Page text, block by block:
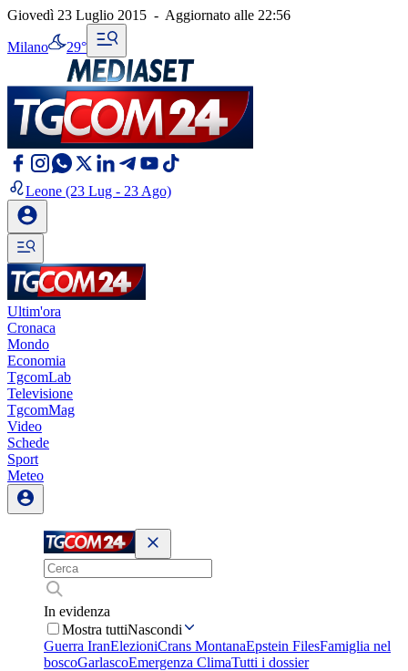
Giovedì 23 Luglio 2015 - Aggiornato alle 22:56
Milano 29°
Leone (23 Lug - 23 Ago)
Ultim'ora
Cronaca
Mondo
Economia
TgcomLab
Televisione
TgcomMag
Video
Schede
Sport
Meteo
In evidenza
Mostra tuttiNascondi
Guerra IranElezioniCrans MontanaEpstein FilesFamiglia nel
boscoGarlascoEmergenza ClimaTutti i dossier